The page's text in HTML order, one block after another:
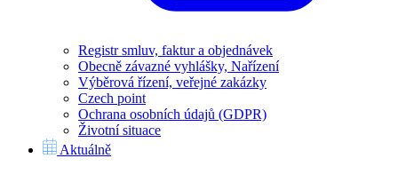
Registr smluv, faktur a objednávek
Obecně závazné vyhlášky, Nařízení
Výběrová řízení, veřejné zakázky
Czech point
Ochrana osobních údajů (GDPR)
Životní situace
Aktuálně